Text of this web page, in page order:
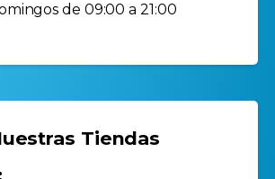
de 09:00 a 21:00
Tiendas